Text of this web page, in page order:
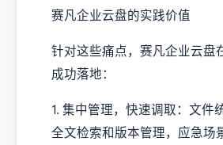
赛凡企业云盘的实践价值
针对这些痛点，赛凡企业云盘
成功落地：
1. 集中管理，快速调取：文件
全文检索和版本管理，应急场